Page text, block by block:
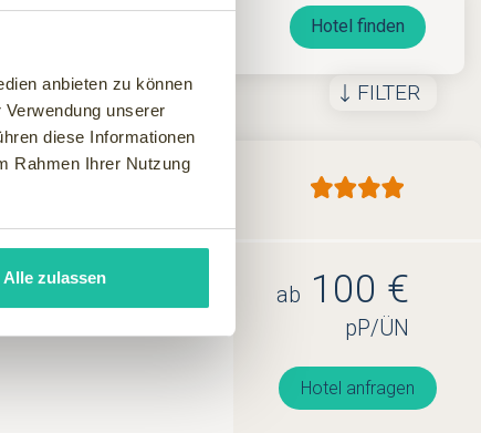
anbieten zu können
unserer
diese Informationen
Rahmen Ihrer Nutzung
Alle zulassen
Hotel finden
FILTER
ab 100 €
pP/ÜN
Hotel anfragen